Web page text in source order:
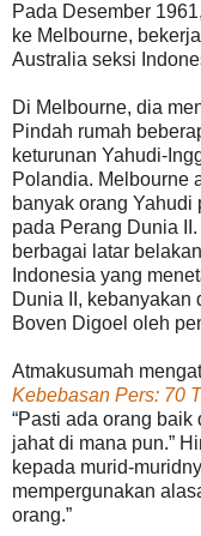
Pada Desember
ke Melbourne,
Australia seksi
Di Melbourne, dia
Pindah rumah
keturunan Yahudi-
Polandia. Melbourne
banyak orang
pada Perang Dunia
berbagai latar
Indonesia yang
Dunia II, kebanyakan
Boven Digoel oleh
Atmakusumah
Kebebasan Pers: 70
“Pasti ada orang
jahat di mana pun.”
kepada murid-
mempergunakan
orang.”